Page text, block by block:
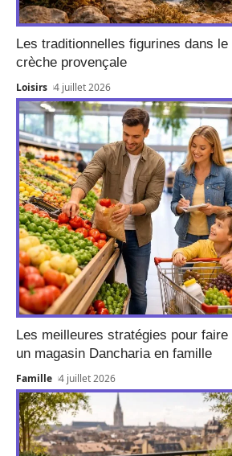
Les traditionnelles figurines dans le
crèche provençale
Loisirs 4 juillet 2026
Les meilleures stratégies pour
un magasin Dancharia en famille
Famille 4 juillet 2026